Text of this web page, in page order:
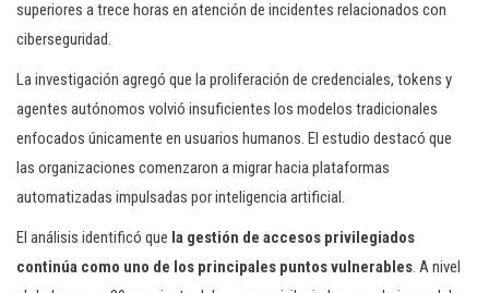
superiores a trece horas en atención de incidentes relacionados con
ciberseguridad.
La investigación agregó que la proliferación de credenciales, tokens y
agentes autónomos volvió insuficientes los modelos tradicionales
enfocados únicamente en usuarios humanos. El estudio destacó que
las organizaciones comenzaron a migrar hacia plataformas
automatizadas impulsadas por inteligencia artificial.
El análisis identificó que la gestión de accesos privilegiados
continúa como uno de los principales puntos vulnerables. A nivel